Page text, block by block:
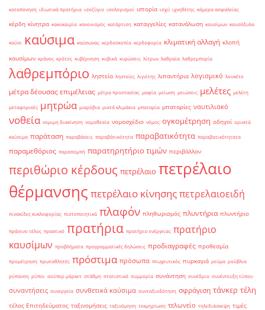
καταπόνηση ιδιωτικά πρατήρια ισοζύγιο ισολογισμοί ιστορία ισχύ ιχνηθέτης κάμερα ασφαλείας
κέρδη κίνητρα κακοκαιρία κανονισμός κατάρτιση καταγγελίες κατανάλωση καυσίμων καυσόξυλα
καύσι καύσιμα καύσωνας κερδοσκοπία κερδοφορία κλιματική αλλαγή κλοπή
καυσίμων κράνος κράτος κυβέρνηση κυβικά κυρώσεις λίτρων λαθραία λαθρεμπορία
λαθρεμπόριο ληστεία ληστείες λιγνίτης λιπαντήρια λογισμικό λουκέτο
μέτρα δέουσας επιμέλειας μέτρα προστασίας μαφία μείωση μειώσεις μελέτες μελέτη
μεταφορικές μητρώα μικρόβια μικτά κλιμάκια μπαταρία μπαταρίες ναυτιλιακό
νοθεία νομιμη διακίνηση νομοθεσία νομοσχέδιο νόμος ογκομέτρηση οδηγοί ορυκτά
καύσιμα παράταση παραβάσεις παραβάτικότητα παραβατικότητα παραβατικότητατα
παραμεθόριος παραπομπή παρατηρητήριο τιμών περιβάλλον
περιθώριο κέρδους πετρέλαιο πετρέλαιο
θέρμανσης πετρέλαιο κίνησηςπετρελαιοειδή
πινακίδες κυκλοφορίας πιστοποιητικά πλαφόν πληθωρισμός πλυντήρια πλυντήριο
πράσινο τέλος πρακτικό πρατήρια πρατήριο ενέργειας πρατήριο
καυσίμων προβλήματα προγραμματικές δηλώσεις προδιαγραφές προθεσμία
προμέτρηση πρωταθλητές πρόστιμα πρόσωπα πτωχευτικός πυρκαγιά ρεύμα ρούβλια
ρύπανση ρύποι σούπερ μάρκετ στάθμη στατιστικά συμμορία συνάντηση συνέδριο συνέντευξη τύπου
συναντήσεις συνεργεία συνθετικά καύσιμα συνταξιοδότηση σφράγιση τάνκερ τέλη
τέλος Επιτηδεύματος ταξινομήσεις ταξινόμηση τεκμηρίωση τελωνείο τηλεδιάσκεψη τιμές